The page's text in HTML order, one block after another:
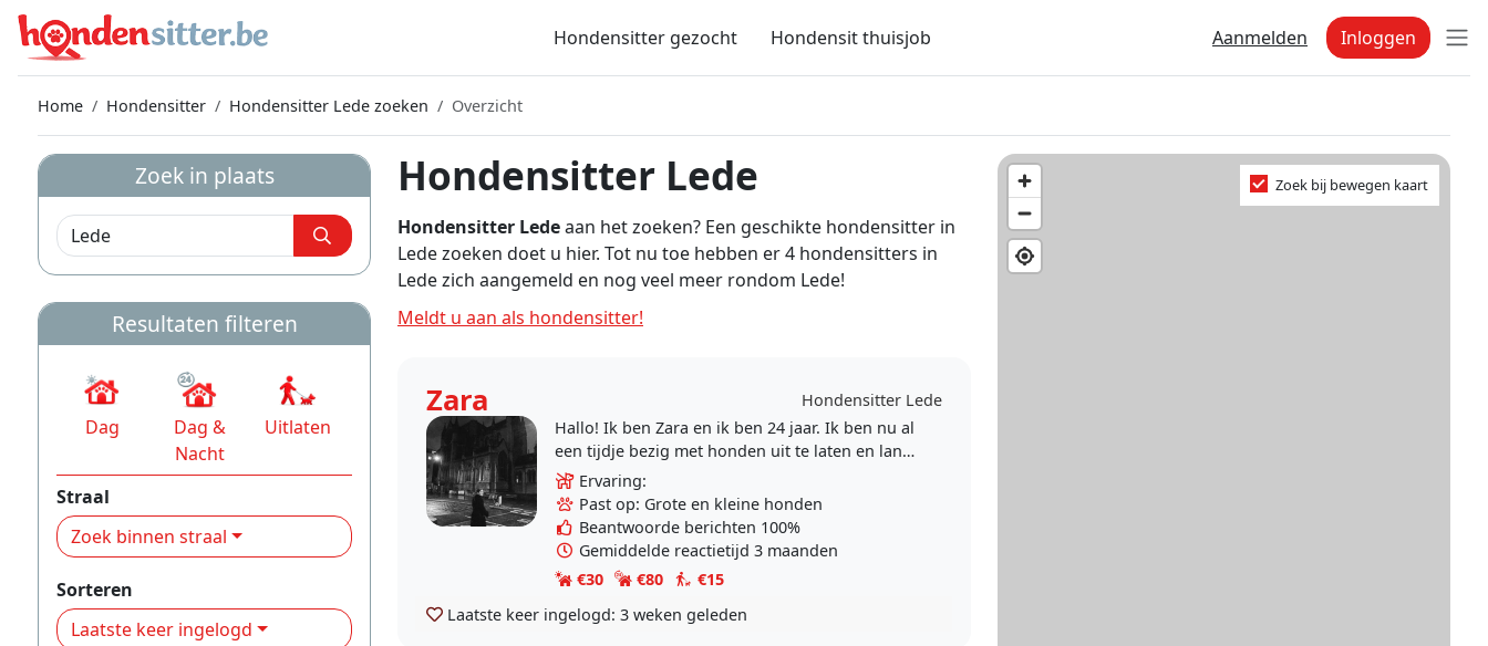
Hondensitter gezocht Hondensit thuisjob Aanmelden Inloggen
Home Hondensitter Hondensitter Lede zoeken Overzicht
Hondensitter Lede
Hondensitter Ledeaan het zoeken? Een geschikte hondensitter in
Lede zoeken doet u hier. Tot nu toe hebben er 4 hondensitters in
Lede zich aangemeld en nog veel meer rondom Lede!
Meldt u aan als hondensitter!
Zara
Hondensitter Lede
Hallo! Ik ben Zara en ik ben 24 jaar. Ik ben nu al
een tijdje bezig met honden uit te laten en langs
te gaan bij baasjes als ze van huis zijn...
Ervaring:
Past op: Grote en kleine honden
Beantwoorde berichten 100%
Gemiddelde reactietijd 3 maanden
€30
€80
€15
Laatste keer ingelogd: 3 weken geleden
Zoek bij bewegen kaart
Zoek in plaats
Resultaten filteren
Dag
Dag &
Nacht
Uitlaten
Straal
Zoek binnen straal
Sorteren
Laatste keer ingelogd